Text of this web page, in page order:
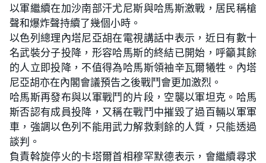
以軍繼續在加沙南部汗尤尼斯與哈馬斯激戰，居民稱槍
聲和爆炸聲持續了幾個小時。
以色列總理內塔尼亞胡在電視講話中表示，近日有數十
名武裝分子投降，形容哈馬斯的終結已開始，呼籲其餘
的人立即投降，不值得為哈馬斯領袖辛瓦爾犧牲。內塔
尼亞胡亦在內閣會議預告之後戰鬥會更加激烈。
哈馬斯再發布與以軍戰鬥的片段，空襲以軍坦克。哈馬
斯否認有成員投降，又稱在戰鬥中摧毀了過百輛以軍軍
車，強調以色列不能用武力解救剩餘的人質，只能透過
談判。
負責斡旋停火的卡塔爾首相穆罕默德表示，會繼續尋求